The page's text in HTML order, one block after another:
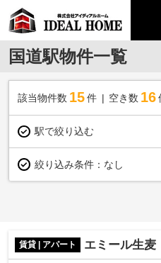
国道駅物件一覧
該当物件数 15件 空き数 16
駅で絞り込む
絞り込み条件： なし
賃貸 | アパート エミール生麦